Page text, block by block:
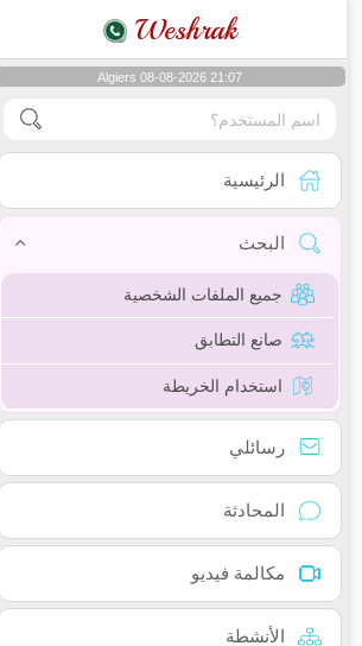
Weshrak
Algiers 08-08-2026 21:07
الرئيسية
البحث
جميع الملفات الشخصية
صانع التطابق
استخدام الخريطة
رسائلي
المحادثة
مكالمة فيديو
الأنشطة